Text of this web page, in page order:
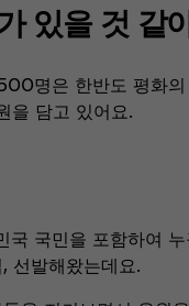
있을 것 같
명은 한반도 평화
을 담고 있어요.
국민을 포함하여
선발해왔는데요.